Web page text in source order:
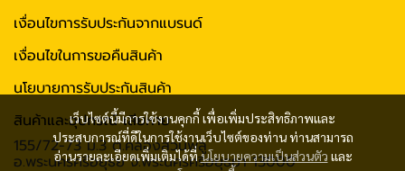
เว็บไซต์นี้มีการใช้งานคุกกี้ เพื่อเพิ่มประสิทธิภาพและ
ประสบการณ์ที่ดีในการใช้งานเว็บไซต์ของท่าน ท่านสามารถ
อ่านรายละเอียดเพิ่มเติมได้ที่นโยบายความเป็นส่วนตัว และ
เงื่อนไขการรับประกันจากแบรนด์
เงื่อนไขในการขอคืนสินค้า
นโยบายการรับประกันสินค้า
สินค้าและอุปกรณ์ เสียหาย
155/72-73 ม.3 ต.คลองสวนพลู
อ.พระนครศรีอยุธย จ.พระนครศรีอยุธยา 13000